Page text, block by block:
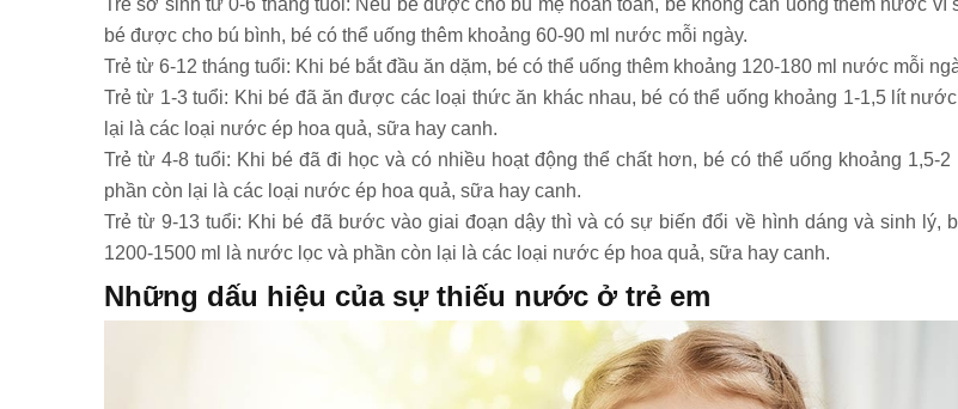
bé được cho bú bình, bé có thể uống thêm khoảng 60-90 ml nước mỗi ngày.
Trẻ từ 6-12 tháng tuổi: Khi bé bắt đầu ăn dặm, bé có thể uống thêm khoảng 120-180 ml nước mỗi
Trẻ từ 1-3 tuổi: Khi bé đã ăn được các loại thức ăn khác nhau, bé có thể uống khoảng 1-1,5 lít
lại là các loại nước ép hoa quả, sữa hay canh.
Trẻ từ 4-8 tuổi: Khi bé đã đi học và có nhiều hoạt động thể chất hơn, bé có thể uống khoảng
phần còn lại là các loại nước ép hoa quả, sữa hay canh.
Trẻ từ 9-13 tuổi: Khi bé đã bước vào giai đoạn dậy thì và có sự biến đổi về hình dáng và sinh lý,
1200-1500 ml là nước lọc và phần còn lại là các loại nước ép hoa quả, sữa hay canh.
Những dấu hiệu của sự thiếu nước ở trẻ em